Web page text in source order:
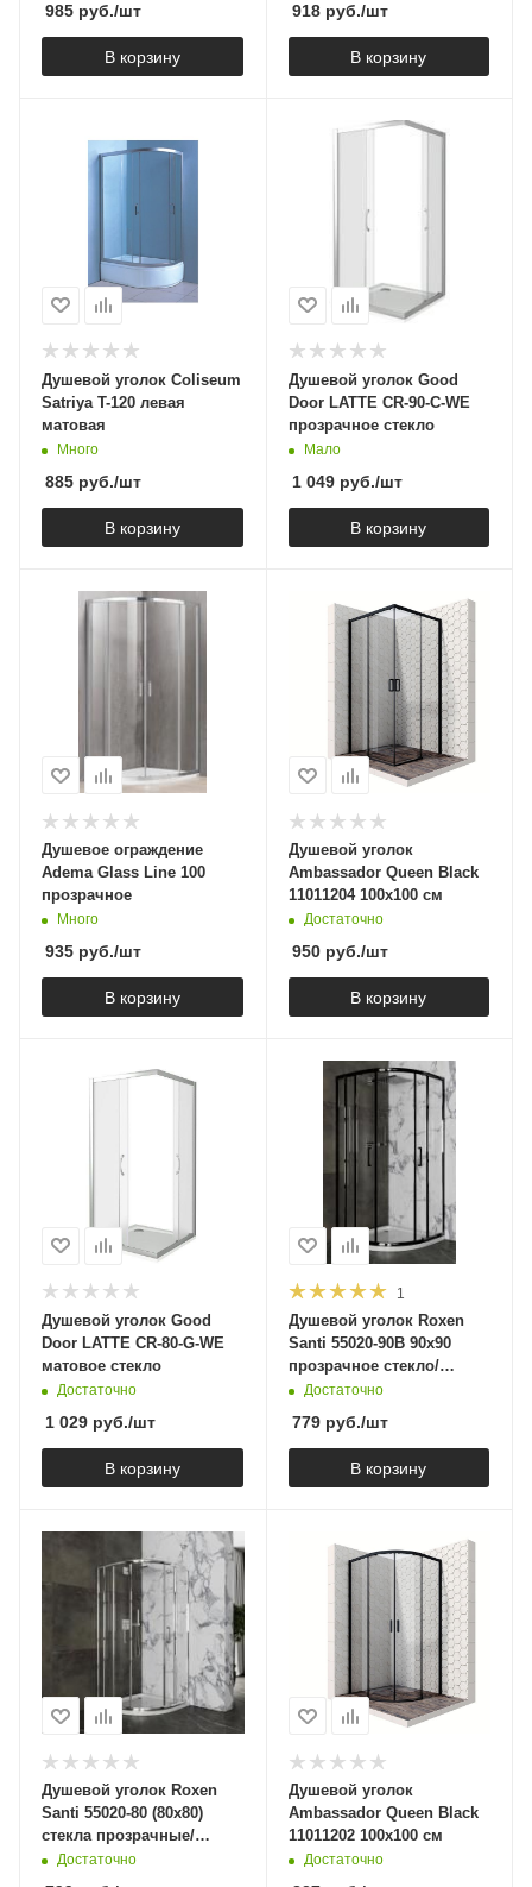
985 руб./шт
В корзину
918руб./шт
В корзину
Душевой уголок Coliseum
Satriya T-120 левая
матовая
Много
885 руб./шт
В корзину
Душевой уголок Good
Door LATTE CR-90-C-WE
прозрачное стекло
Мало
1 049руб./шт
В корзину
Душевое ограждение
Adema Glass Line 100
прозрачное
Много
935 руб./шт
В корзину
Душевой уголок
Ambassador Queen Black
11011204 100х100 см
Достаточно
950руб./шт
В корзину
Душевой уголок Good
Door LATTE CR-80-G-WE
матовое стекло
Достаточно
1 029 руб./шт
В корзину
1
Душевой уголок Roxen
Santi 55020-90B 90x90
прозрачное стекло/
профиль черный
Достаточно
779руб./шт
В корзину
Душевой уголок Roxen
Santi 55020-80 (80х80)
стекла прозрачные/
профиль хром
Достаточно
Душевой уголок
Ambassador Queen Black
11011202 100х100 см
Достаточно